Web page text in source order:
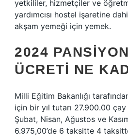
yetkililer, hizmetçiler ve
yardımcısı hostel işaretine
akşam yemeği için yemek.
2024
ÜCRETI NE
Milli Eğitim Bakanlığı
için bir yıl tutarı 27.900.00 çay
Şubat, Nisan, Ağustos ve
6.975,00’de 6 taksitte 4